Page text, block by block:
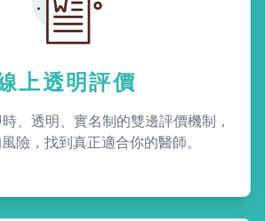
上透明評價
、透明、實名制的雙邊評價機制，
險，找到真正適合你的醫師。